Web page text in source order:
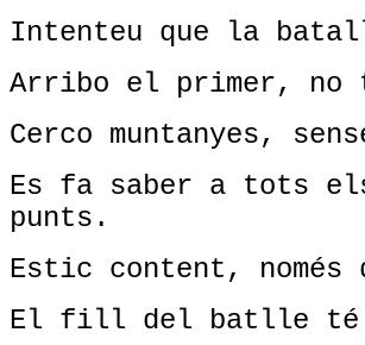
Intenteu que la
Arribo el primer,
Cerco muntanyes,
Es fa saber a tots
punts.
Estic content, només
El fill del batlle té